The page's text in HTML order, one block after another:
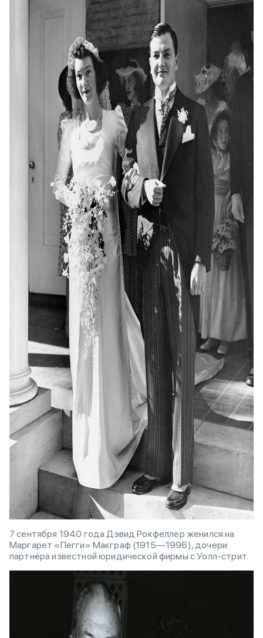
7 сентября 1940 года Дэвид Рокфеллер женился на
Маргарет «Пегги» Макграф (1915—1996), дочери
партнёра известной юридической фирмы с Уолл-стрит.